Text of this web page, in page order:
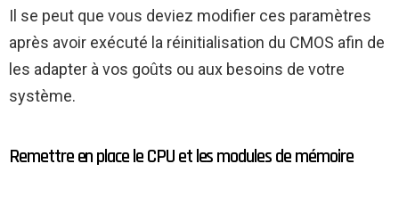
Il se peut que vous deviez modifier ces paramètres
après avoir exécuté la réinitialisation du CMOS afin de
les adapter à vos goûts ou aux besoins de votre
système.
Remettre en place le CPU et les modules de mémoire